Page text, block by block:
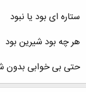
ستاره ای بود یا نبود
هر چه بود شیرین بود
حتی بی خوابی بدون